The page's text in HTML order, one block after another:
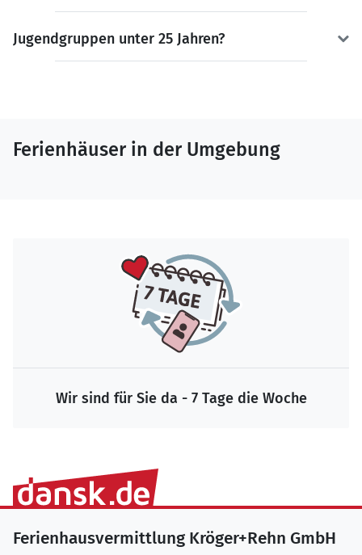
Jugendgruppen unter 25 Jahren?
Ferienhäuser in der Umgebung
Wir sind für Sie da - 7 Tage die Woche
Ferienhausvermittlung Kröger+Rehn GmbH